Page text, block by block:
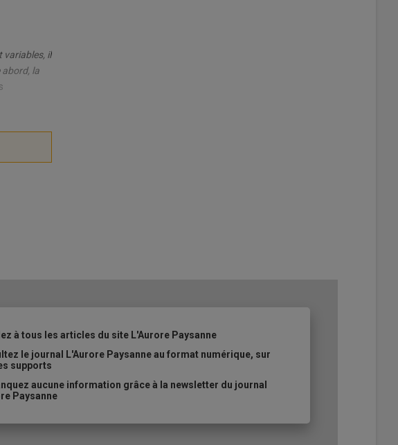
variables, il
abord, la
à tous les articles du site L'Aurore Paysanne
le journal L'Aurore Paysanne au format numérique, sur
supports
aucune information grâce à la newsletter du journal
Paysanne